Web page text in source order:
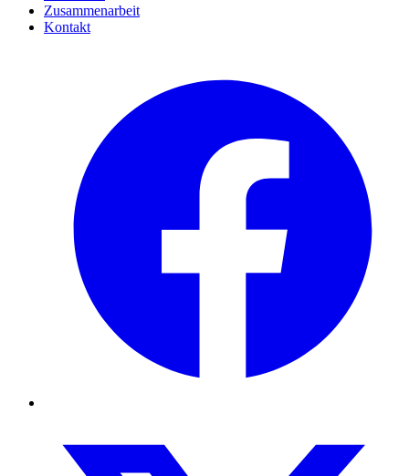
Zusammenarbeit
Kontakt